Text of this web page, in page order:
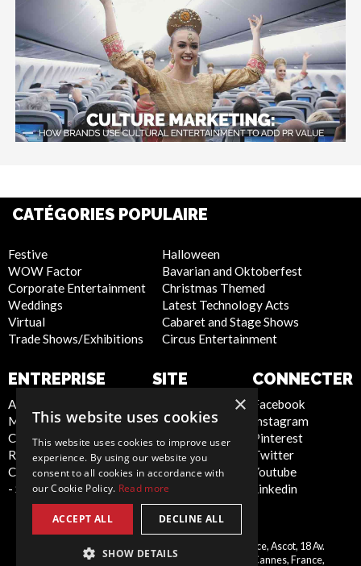
CATÉGORIES POPULAIRE
Festive
WOW Factor
Corporate Entertainment
Weddings
Virtual
Trade Shows/Exhibitions
Halloween
Bavarian and Oktoberfest
Christmas Themed
Latest Technology Acts
Cabaret and Stage Shows
Circus Entertainment
ENTREPRISE
About Us
Meet the Team
Contact Us
Report Abuse
Compliance Statement
- Seafarers
SITE
Privacy Policy
Cookie Policy
Artist Sign Up
Terms and
Conditions
Sitemap
CONNECTER
Facebook
Instagram
Pinterest
Twitter
Youtube
Linkedin
Scarlett Entertainment France, Ascot, 18 Av.
Montrose, 06400 Cannes, France,
×
This website uses cookies
This website uses cookies to improve user
experience. By using our website you
consent to all cookies in accordance with
our Cookie Policy. Read more
ACCEPT ALL DECLINE ALL
SHOW DETAILS